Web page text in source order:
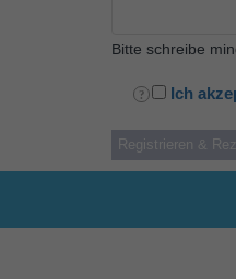
Bitte schreibe
Ich